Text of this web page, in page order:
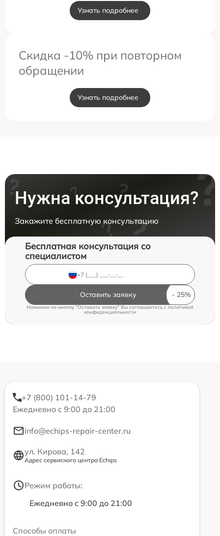
Узнать подробнее
Скидка -10% при повторном
обращении
Узнать подробнее
Нужна консультация?
Закажите бесплатную консультацию
Бесплатная консультация со
специалистом
Оставить заявку
Нажимая на кнопку "Оставить заявку" Вы соглашаетесь cполитикой
конфиденциальности
+7 (800) 101-14-79
Ежедневно с 9:00 до 21:00
info@echips-repair-center.ru
ул. Кирова, 142
Адрес сервисного центра Echips
Режим работы:
Ежедневно с 9:00 до 21:00
Способы оплаты